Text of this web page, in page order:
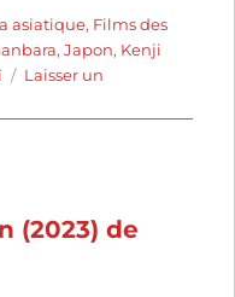
asiatique, Films des
,Japon, Kenji
Laisser un
(2023) de